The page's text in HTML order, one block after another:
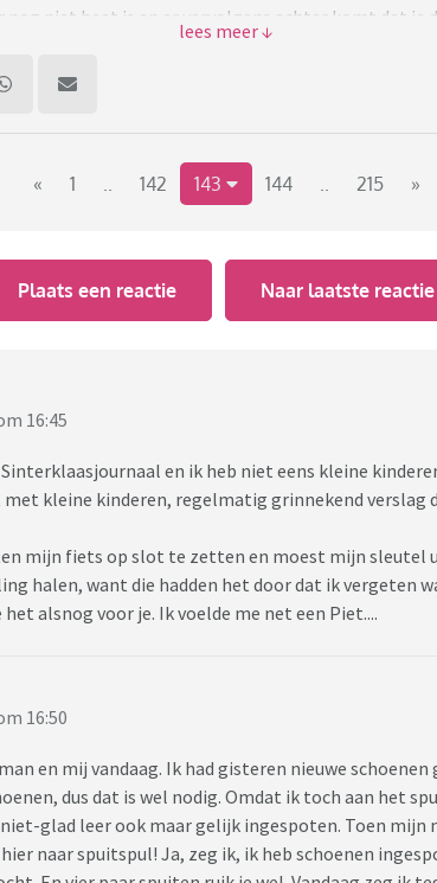
nog niet heet is en er vervolgens achter komt dat je
voor bed. Mijn moeder vroeg aan mij of ik
Prima, kleine moeite. Was mijn moeder begonnen
dat ik scheerschuim op de borstels had gedaan ipv
mij overleeft hoor)
die af en toe een beetje onhandig is, brand los zou
« 1 .. 142 143 144 .. 215 »
Plaats een reactie Naar laatste reactie
16:45
en ik heb niet eens kleine
kleine kinderen, regelmatig grinnekend verslag
mijn fiets op slot te zetten en moest mijn sleutel
halen, want die hadden het door dat ik vergeten
alsnog voor je. Ik voelde me net een Piet....
16:50
en mij vandaag. Ik had gisteren nieuwe
dus dat is wel nodig. Omdat ik toch aan het
glad leer ook maar gelijk ingespoten. Toen mijn
naar spuitspul! Ja, zeg ik, ik heb schoenen